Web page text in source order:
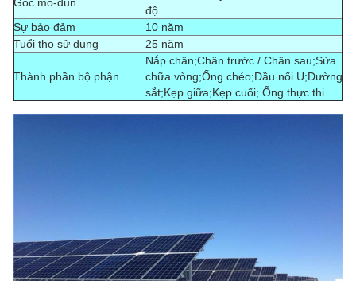
độ
Sự bảo đảm
10 năm
Tuổi thọ sử dụng
25 năm
Thành phần bộ phận
Nắp chân;Chân trước / Chân sau;Sửa
chữa vòng;Ống chéo;Đầu nối U;Đường
sắt;Kẹp giữa;Kẹp cuối; Ống thực thi